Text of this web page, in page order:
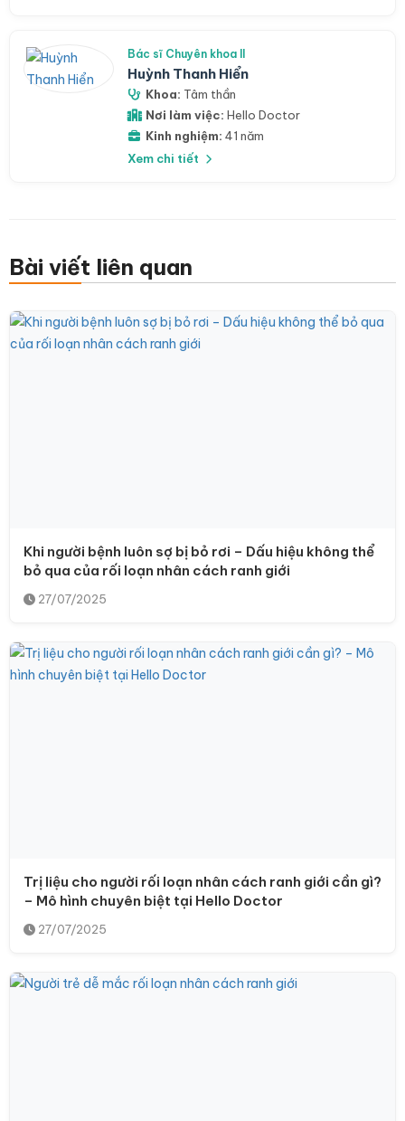
Bác sĩ Chuyên khoa II
Huỳnh Thanh Hiển
Khoa: Tâm thần
Nơi làm việc: Hello Doctor
Kinh nghiệm: 41 năm
Xem chi tiết
Bài viết liên quan
Khi người bệnh luôn sợ bị bỏ rơi – Dấu hiệu không thể
bỏ qua của rối loạn nhân cách ranh giới
27/07/2025
Trị liệu cho người rối loạn nhân cách ranh giới cần gì?
– Mô hình chuyên biệt tại Hello Doctor
27/07/2025